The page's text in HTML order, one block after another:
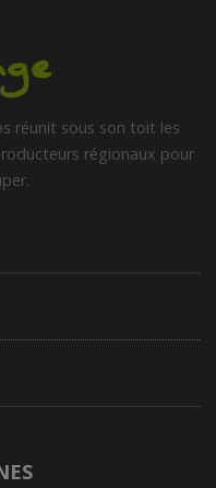
réunit sous son toit les
régionaux pour